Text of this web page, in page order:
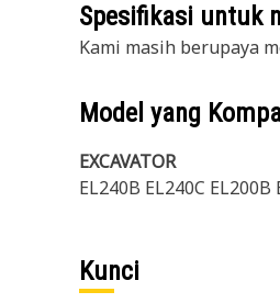
Spesifikasi untuk
Kami masih berupaya
Model yang
EXCAVATOR
EL240B EL240C EL200B
Kunci